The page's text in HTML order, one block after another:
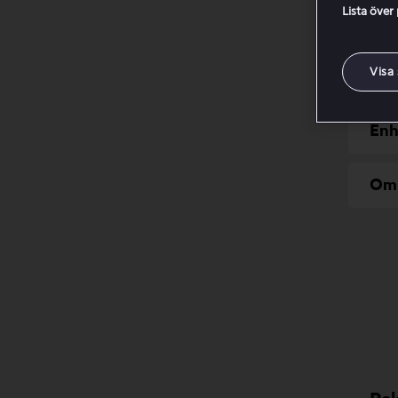
Lista över
Visa